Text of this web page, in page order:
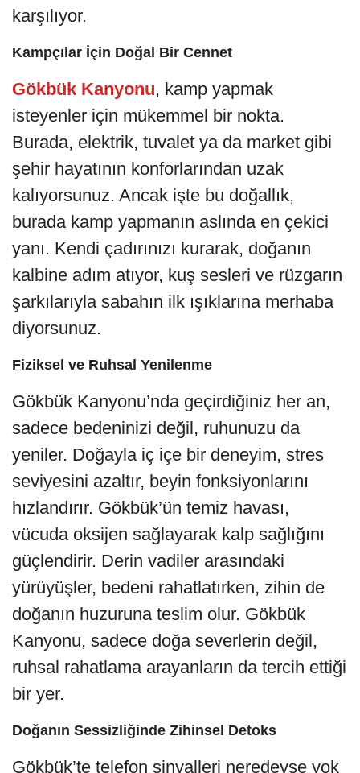
karşılıyor.
Kampçılar İçin Doğal Bir Cennet
Gökbük Kanyonu, kamp yapmak
isteyenler için mükemmel bir nokta.
Burada, elektrik, tuvalet ya da market gibi
şehir hayatının konforlarından uzak
kalıyorsunuz. Ancak işte bu doğallık,
burada kamp yapmanın aslında en çekici
yanı. Kendi çadırınızı kurarak, doğanın
kalbine adım atıyor, kuş sesleri ve rüzgarın
şarkılarıyla sabahın ilk ışıklarına merhaba
diyorsunuz.
Fiziksel ve Ruhsal Yenilenme
Gökbük Kanyonu’nda geçirdiğiniz her an,
sadece bedeninizi değil, ruhunuzu da
yeniler. Doğayla iç içe bir deneyim, stres
seviyesini azaltır, beyin fonksiyonlarını
hızlandırır. Gökbük’ün temiz havası,
vücuda oksijen sağlayarak kalp sağlığını
güçlendirir. Derin vadiler arasındaki
yürüyüşler, bedeni rahatlatırken, zihin de
doğanın huzuruna teslim olur. Gökbük
Kanyonu, sadece doğa severlerin değil,
ruhsal rahatlama arayanların da tercih ettiği
bir yer.
Doğanın Sessizliğinde Zihinsel Detoks
Gökbük’te telefon sinyalleri neredeyse yok